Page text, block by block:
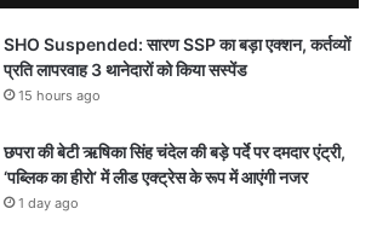
SHO Suspended: सारण SSP का बड़ा एक्शन, कर्तव्यों
प्रति लापरवाह 3 थानेदारों को किया सस्पेंड
15 hours ago
छपरा की बेटी ऋषिका सिंह चंदेल की बड़े पर्दे पर दमदार एंट्री,
‘पब्लिक का हीरो’ में लीड एक्ट्रेस के रूप में आएंगी नजर
1 day ago